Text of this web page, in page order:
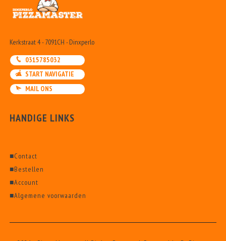
Kerkstraat 4 - 7091CH - Dinxperlo
0315785032
START NAVIGATIE
MAIL ONS
HANDIGE LINKS
■Contact
■Bestellen
■Account
■Algemene voorwaarden